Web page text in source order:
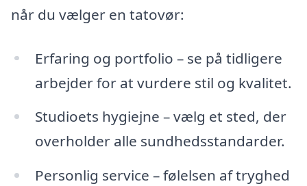
når du vælger en tatovør:
Erfaring og portfolio – se på tidligere
arbejder for at vurdere stil og kvalitet.
Studioets hygiejne – vælg et sted, der
overholder alle sundhedsstandarder.
Personlig service – følelsen af tryghed